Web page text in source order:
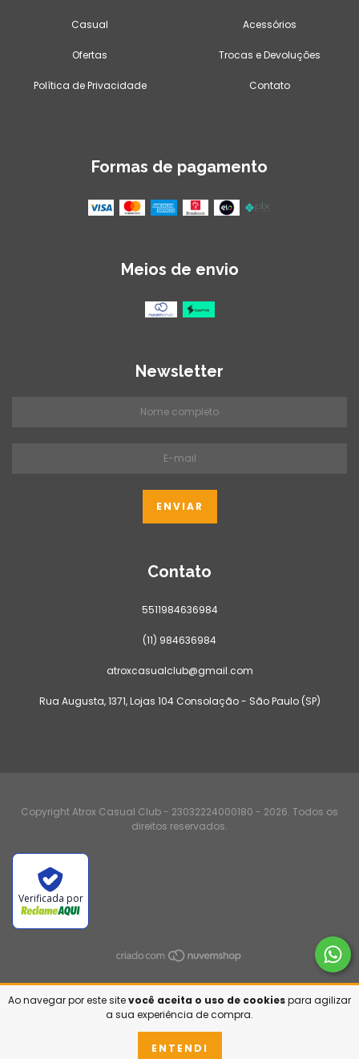
Ao navegar por este sitevocê aceita o uso de cookiespara agilizar
a sua experiência de compra.
ENTENDI
Casual Acessórios
Ofertas Trocas e Devoluções
Política de Privacidade Contato
Formas de pagamento
Meios de envio
Newsletter
Contato
5511984636984
(11) 984636984
atroxcasualclub@gmail.com
Rua Augusta, 1371, Lojas 104 Consolação - São Paulo (SP)
Copyright Atrox Casual Club - 23032224000180 - 2026. Todos os
direitos reservados.
Verificada por